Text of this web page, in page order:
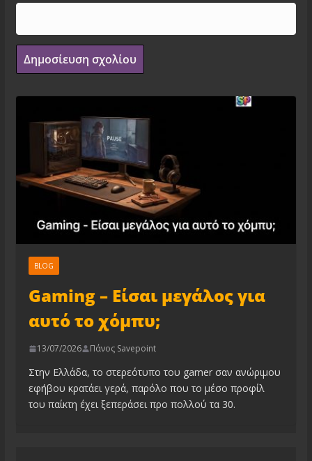
BLOG
Gaming – Είσαι μεγάλος για
αυτό το χόμπυ;
13/07/2026 Πάνος Savepoint
Στην Ελλάδα, το στερεότυπο του gamer σαν ανώριμου
εφήβου κρατάει γερά, παρόλο που το μέσο προφίλ
του παίκτη έχει ξεπεράσει προ πολλού τα 30.